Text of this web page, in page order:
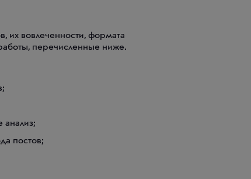
их вовлеченности, формата
перечисленные ниже.
анализ;
постов;